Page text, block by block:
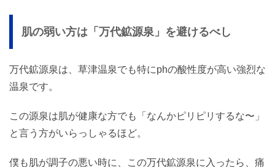
肌の弱い方は「万代鉱源泉」を避けるべし
万代鉱源泉は、草津温泉でも特にphの酸性度が高い強烈な
温泉です。
この源泉は肌が健康な方でも「なんかピリピリするな〜」
と言う方がいらっしゃるほど。
僕も肌が調子の悪い時に、この万代鉱源泉に入ったら、痛